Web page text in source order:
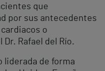
que
por sus antecedentes
o
Rafael del Río.
liderada de forma